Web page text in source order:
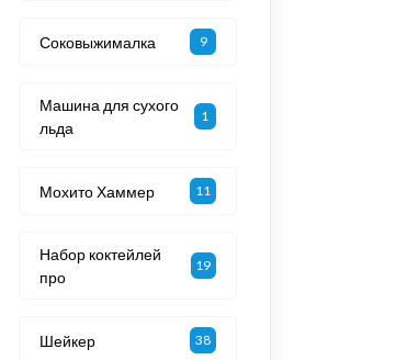
Соковыжималка 9
Машина для сухого
льда
1
Мохито Хаммер 11
Набор коктейлей
про
19
Шейкер 38